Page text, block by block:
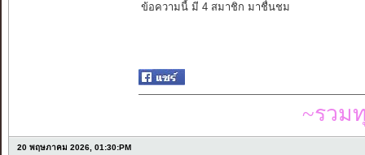
ข้อความนี้ มี 4 สมาชิก มาชื่นชม
~รวม
20 พฤษภาคม 2026, 01:30:PM